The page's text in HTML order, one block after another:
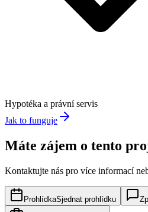
Hypotéka a právní servis
Jak to funguje
Máte zájem o tento
Kontaktujte nás pro více informací
ProhlídkaSjednat prohlídku